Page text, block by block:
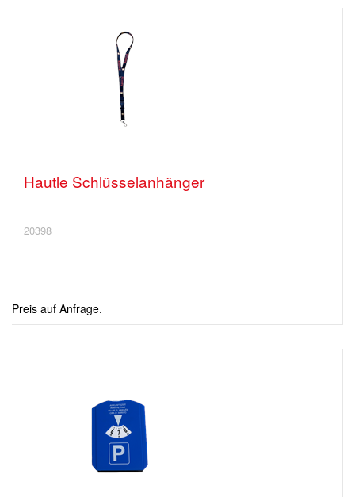
Hautle Schlüsselanhänger
20398
Preis auf Anfrage.